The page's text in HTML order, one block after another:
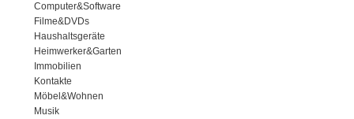
Computer&Software
Filme&DVDs
Haushaltsgeräte
Heimwerker&Garten
Immobilien
Kontakte
Möbel&Wohnen
Musik